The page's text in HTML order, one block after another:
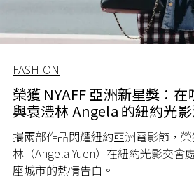
FASHION
榮獲 NYAFF 亞洲新星獎：在
與袁澧林 Angela 的紐約光
攜兩部作品閃耀紐約亞洲電影節，
林（Angela Yuen）在紐約光影交會
座城市的熱情告白。